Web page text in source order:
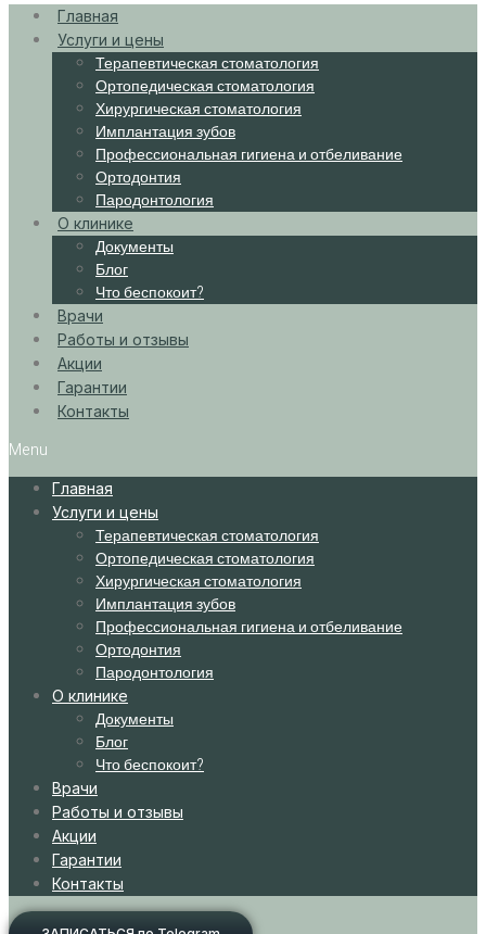
Главная
Услуги и цены
Терапевтическая стоматология
Ортопедическая стоматология
Хирургическая стоматология
Имплантация зубов
Профессиональная гигиена и отбеливание
Ортодонтия
Пародонтология
О клинике
Документы
Блог
Что беспокоит?
Врачи
Работы и отзывы
Акции
Гарантии
Контакты
Menu
Главная
Услуги и цены
Терапевтическая стоматология
Ортопедическая стоматология
Хирургическая стоматология
Имплантация зубов
Профессиональная гигиена и отбеливание
Ортодонтия
Пародонтология
О клинике
Документы
Блог
Что беспокоит?
Врачи
Работы и отзывы
Акции
Гарантии
Контакты